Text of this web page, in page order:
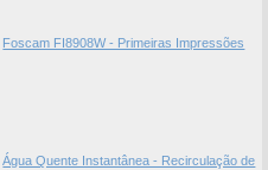
Foscam FI8908W - Primeiras Impressões
Água Quente Instantânea - Recirculação de